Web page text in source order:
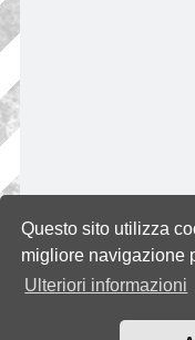
Questo sito utilizza
migliore navigazione
Ulteriori informazioni